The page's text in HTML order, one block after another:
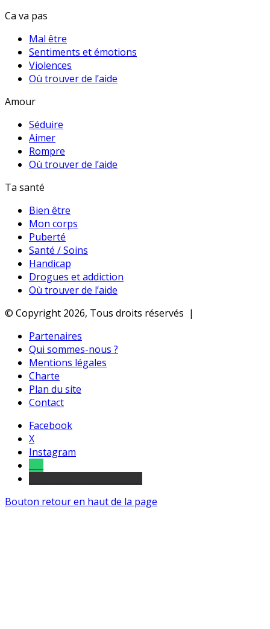
Ca va pas
Mal être
Sentiments et émotions
Violences
Où trouver de l’aide
Amour
Séduire
Aimer
Rompre
Où trouver de l’aide
Ta santé
Bien être
Mon corps
Puberté
Santé / Soins
Handicap
Drogues et addiction
Où trouver de l’aide
© Copyright 2026, Tous droits réservés |
Partenaires
Qui sommes-nous ?
Mentions légales
Charte
Plan du site
Contact
Facebook
X
Instagram
Bouton retour en haut de la page